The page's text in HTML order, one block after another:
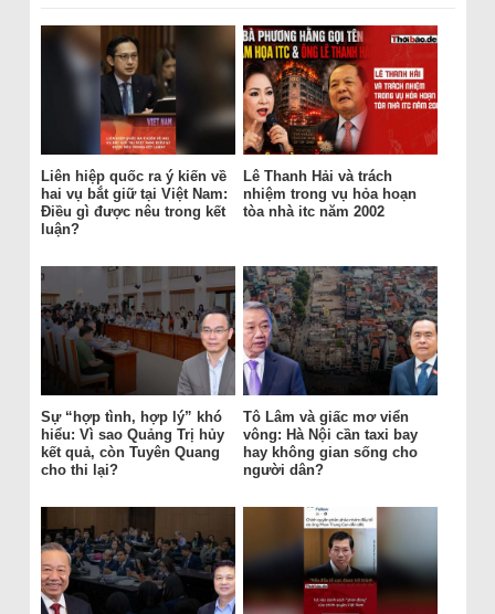
Liên hiệp quốc ra ý kiến về
hai vụ bắt giữ tại Việt Nam:
Điều gì được nêu trong kết
luận?
Lê Thanh Hải và trách
nhiệm trong vụ hỏa hoạn
tòa nhà itc năm 2002
Sự “hợp tình, hợp lý” khó
hiểu: Vì sao Quảng Trị hủy
kết quả, còn Tuyên Quang
cho thi lại?
Tô Lâm và giấc mơ viển
vông: Hà Nội cần taxi bay
hay không gian sống cho
người dân?